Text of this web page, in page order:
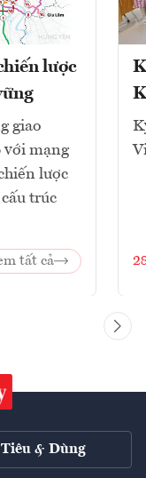
lược
giao
với mạng
lược
trúc
tất cả
Tiêu & Dùng